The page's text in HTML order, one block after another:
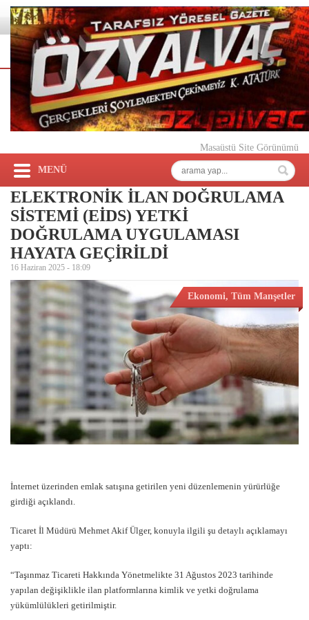
Masaüstü Site Görünümü
MENÜ
ELEKTRONİK İLAN DOĞRULAMA
SİSTEMİ (EİDS) YETKİ
DOĞRULAMA UYGULAMASI
HAYATA GEÇİRİLDİ
16 Haziran 2025 - 18:09
Ekonomi, Tüm Manşetler
İnternet üzerinden emlak satışına getirilen yeni düzenlemenin yürürlüğe
girdiği açıklandı.
Ticaret İl Müdürü Mehmet Akif Ülger, konuyla ilgili şu detaylı açıklamayı
yaptı:
“Taşınmaz Ticareti Hakkında Yönetmelikte 31 Ağustos 2023 tarihinde
yapılan değişiklikle ilan platformlarına kimlik ve yetki doğrulama
yükümlülükleri getirilmiştir.